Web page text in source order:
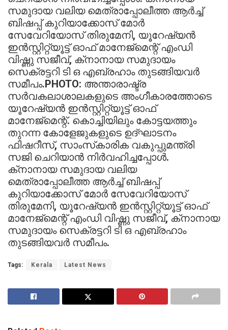
സമുദായ വലിയ മെത്രാപ്പോലീത്ത ആര്‍ച്ച്
ബിഷപ്പ് കുറിയാക്കോസ് മോര്‍
സേവേറിയോസ് തിരുമേനി, യൂറേഷ്യന്‍
ഇന്‍സ്റ്റിറ്റ്യൂട്ട് ഓഫ് മാനേജ്‌മെന്റ് എംഡി
വിഷ്ണു സജീവ്, ക്‌നാനായ സമുദായം
സെക്രട്ടറി ടി ഒ എബ്രഹാം തുടങ്ങിയവര്‍
സമീപം.PHOTO: അന്താരാഷ്ട്ര
സര്‍വകലാശാലകളുടെ അംഗീകാരത്തോടെ
യൂറേഷ്യന്‍ ഇന്‍സ്റ്റിറ്റ്യൂട്ട് ഓഫ്
മാനേജ്‌മെന്റ്. കൊച്ചിയിലും കോട്ടയത്തും
തുറന്ന കോളേജുകളുടെ ഉദ്ഘാടനം
ഫിഷറീസ്, സാംസ്‌കാരിക വകുപ്പുമന്ത്രി
സജി ചെറിയാന്‍ നിര്‍വഹിച്ചപ്പോള്‍.
ക്‌നാനായ സമുദായ വലിയ
മെത്രാപ്പോലീത്ത ആര്‍ച്ച് ബിഷപ്പ്
കുറിയാക്കോസ് മോര്‍ സേവേറിയോസ്
തിരുമേനി, യൂറേഷ്യന്‍ ഇന്‍സ്റ്റിറ്റ്യൂട്ട് ഓഫ്
മാനേജ്‌മെന്റ് എംഡി വിഷ്ണു സജീവ്, ക്‌നാനായ
സമുദായം സെക്രട്ടറി ടി ഒ എബ്രഹാം
തുടങ്ങിയവര്‍ സമീപം.
Tags: Kerala Latest News